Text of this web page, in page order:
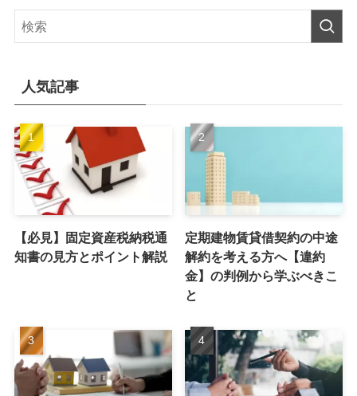
人気記事
【必見】固定資産税納税通
知書の見方とポイント解説
定期建物賃貸借契約の中途
解約を考える方へ【違約
金】の判例から学ぶべきこ
と